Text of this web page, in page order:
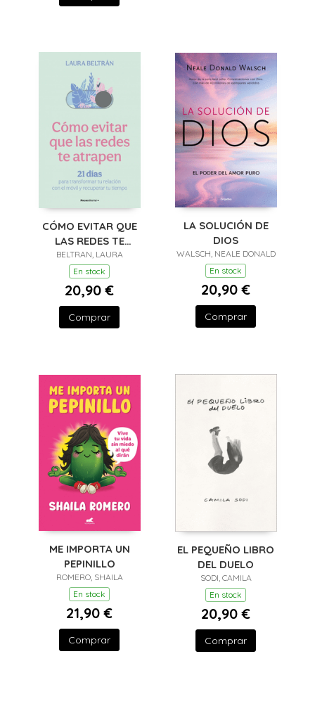
CÓMO EVITAR QUE
LAS REDES TE
ATRAPEN
BELTRAN, LAURA
En stock
20,90 €
Comprar
LA SOLUCIÓN DE
DIOS
WALSCH, NEALE DONALD
En stock
20,90 €
Comprar
ME IMPORTA UN
PEPINILLO
ROMERO, SHAILA
En stock
21,90 €
Comprar
EL PEQUEÑO LIBRO
DEL DUELO
SODI, CAMILA
En stock
20,90 €
Comprar